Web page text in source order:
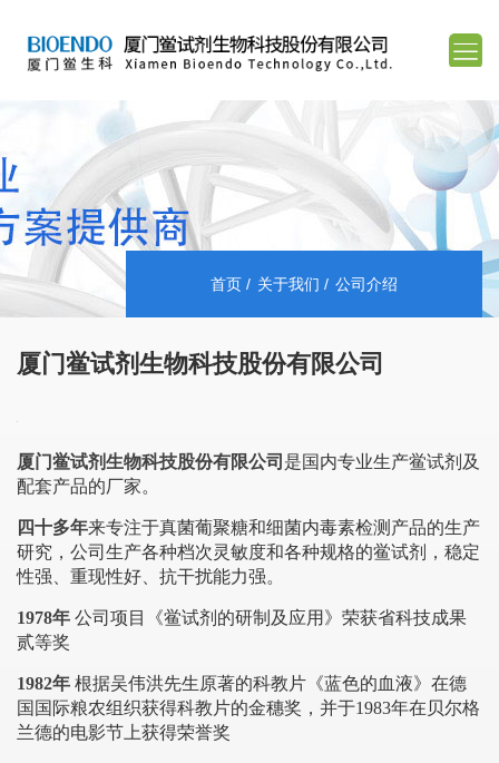
首页 关于我们 公司介绍
厦门鲎试剂生物科技股份有限公司
厦门鲎试剂生物科技股份有限公司 是国内专业生产鲎试剂及
配套产品的厂家。
四十多年来专注于真菌葡聚糖和细菌内毒素检测产品的生产
研究，公司生产各种档次灵敏度和各种规格的鲎试剂，稳定
性强、重现性好、抗干扰能力强。
1978年 公司项目《鲎试剂的研制及应用》荣获省科技成果
贰等奖
1982年 根据吴伟洪先生原著的科教片《蓝色的血液》在德
国国际粮农组织获得科教片的金穗奖，并于1983年在贝尔格
兰德的电影节上获得荣誉奖